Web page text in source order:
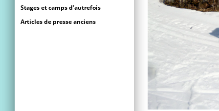
Stages et camps d’autrefois
Articles de presse anciens